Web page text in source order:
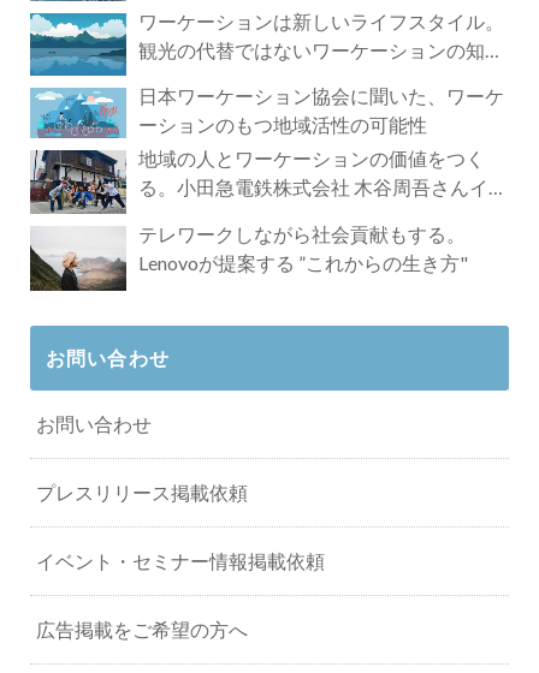
ワーケーションは新しいライフスタイル。
観光の代替ではないワーケーションの知ら
日本ワーケーション協会に聞いた、ワーケ
ーションのもつ地域活性の可能性
地域の人とワーケーションの価値をつく
る。小田急電鉄株式会社 木谷周吾さんイン
テレワークしながら社会貢献もする。
Lenovoが提案する ”これからの生き方"
お問い合わせ
お問い合わせ
プレスリリース掲載依頼
イベント・セミナー情報掲載依頼
広告掲載をご希望の方へ